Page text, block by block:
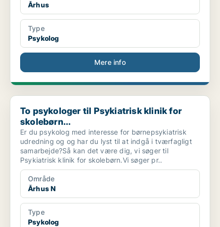
Århus
Type
Psykolog
Mere info
To psykologer til Psykiatrisk klinik for skolebørn...
To psykologer til Psykiatrisk klinik for
skolebørn...
Er du psykolog med interesse for børnepsykiatrisk
udredning og og har du lyst til at indgå i tværfagligt
samarbejde?Så kan det være dig, vi søger til
Psykiatrisk klinik for skolebørn.Vi søger pr..
Område
Århus N
Type
Psykolog